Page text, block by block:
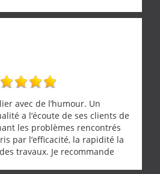
a été parfaitement mis en
revenir. confiance assurée.
avec de l’humour. Un
a l’écoute de ses clients de
les problèmes rencontrés
par l’efficacité, la rapidité la
travaux. Je recommande